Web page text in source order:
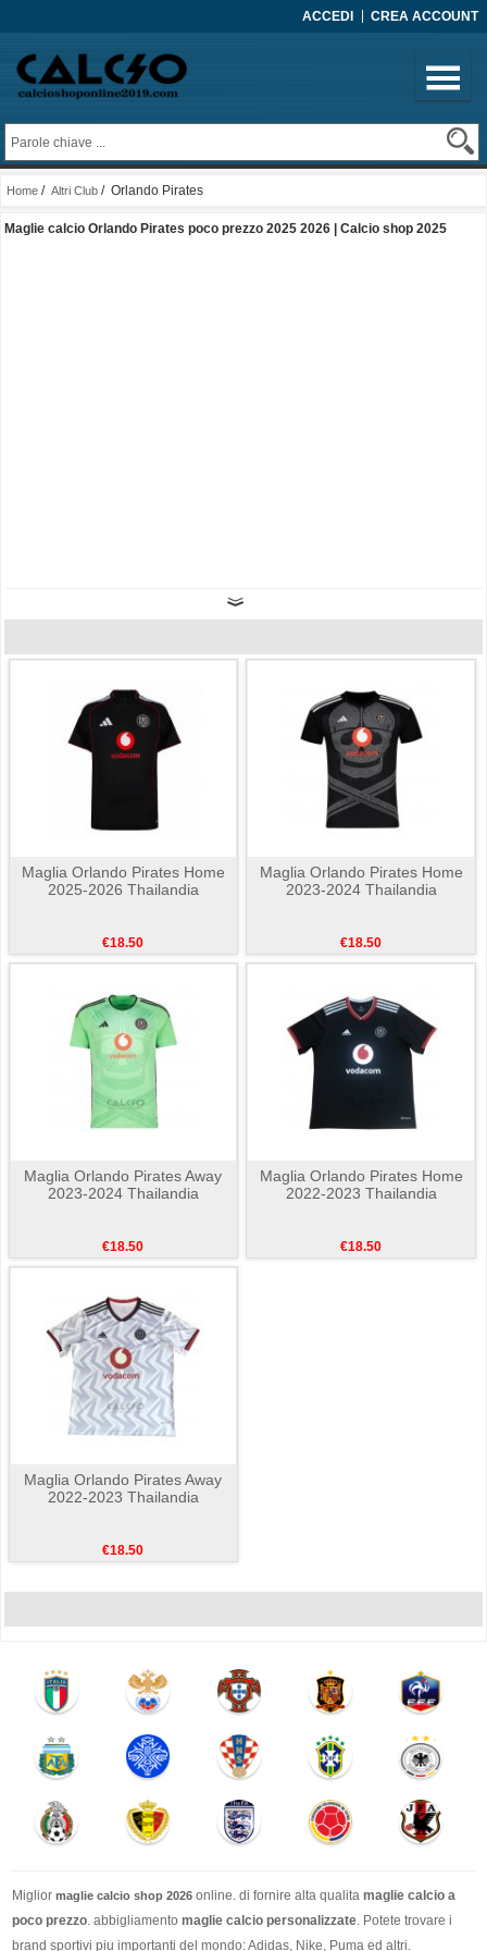
ACCEDI CREA ACCOUNT
Home / Altri Club / Orlando Pirates
Maglie calcio Orlando Pirates poco prezzo 2025 2026 | Calcio shop 2025
Maglia Orlando Pirates Home
2025-2026 Thailandia
€18.50
Maglia Orlando Pirates Home
2023-2024 Thailandia
€18.50
Maglia Orlando Pirates Away
2023-2024 Thailandia
€18.50
Maglia Orlando Pirates Home
2022-2023 Thailandia
€18.50
Maglia Orlando Pirates Away
2022-2023 Thailandia
€18.50
Miglior maglie calcio shop 2026 online. di fornire alta qualita maglie calcio a
poco prezzo . abbigliamento maglie calcio personalizzate . Potete trovare i
brand sportivi piu importanti del mondo: Adidas, Nike, Puma ed altri.